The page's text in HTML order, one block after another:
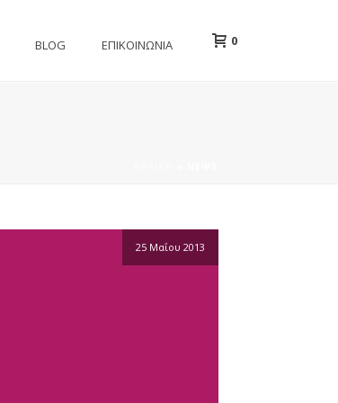
BLOG ΕΠΙΚΟΙΝΩΝΙΑ 0
25 Μαΐου 2013